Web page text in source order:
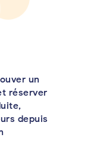
un
réserver
depuis